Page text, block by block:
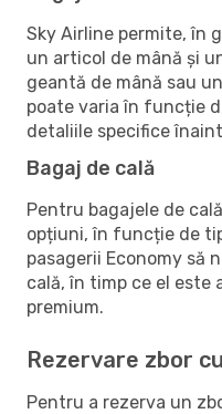
Sky Airline permite, în
un articol de mână și
geantă de mână sau
poate varia în funcție
detaliile specifice
Bagaj de cală
Pentru bagajele de
opțiuni, în funcție de
pasagerii Economy să
cală, în timp ce el este
premium.
Rezervare zbor
Pentru a rezerva un